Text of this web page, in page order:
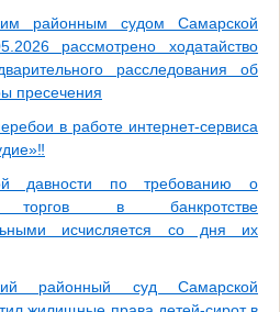
районным судом Самарской
рассмотрено ходатайство
расследования об
пресечения
в работе интернет-сервиса
давности по требованию о
торгов в банкротстве
исчисляется со дня их
районный суд Самарской